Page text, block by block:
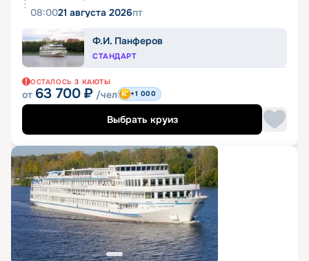
08:0021 августа 2026пт
Ф.И. Панферов
СТАНДАРТ
ОСТАЛОСЬ 3 КАЮТЫ
от 63 700 ₽ /чел +1 000
Выбрать круиз